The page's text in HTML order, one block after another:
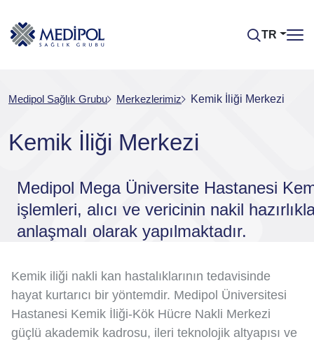
TR
Medipol Sağlık Grubu Merkezlerimiz Kemik İliği Merkezi
Kemik İliği Merkezi
Medipol Mega Üniversite Hastanesi
işlemleri, alıcı ve vericinin nakil
anlaşmalı olarak yapılmaktadır.
Kemik iliği nakli kan hastalıklarının tedavisinde
hayat kurtarıcı bir yöntemdir. Medipol Üniversitesi
Hastanesi Kemik İliği-Kök Hücre Nakli Merkezi
güçlü akademik kadrosu, ileri teknolojik altyapısı ve